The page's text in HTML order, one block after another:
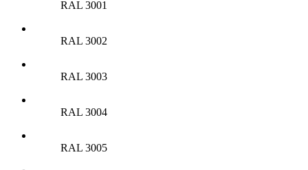
RAL 3001
RAL 3002
RAL 3003
RAL 3004
RAL 3005